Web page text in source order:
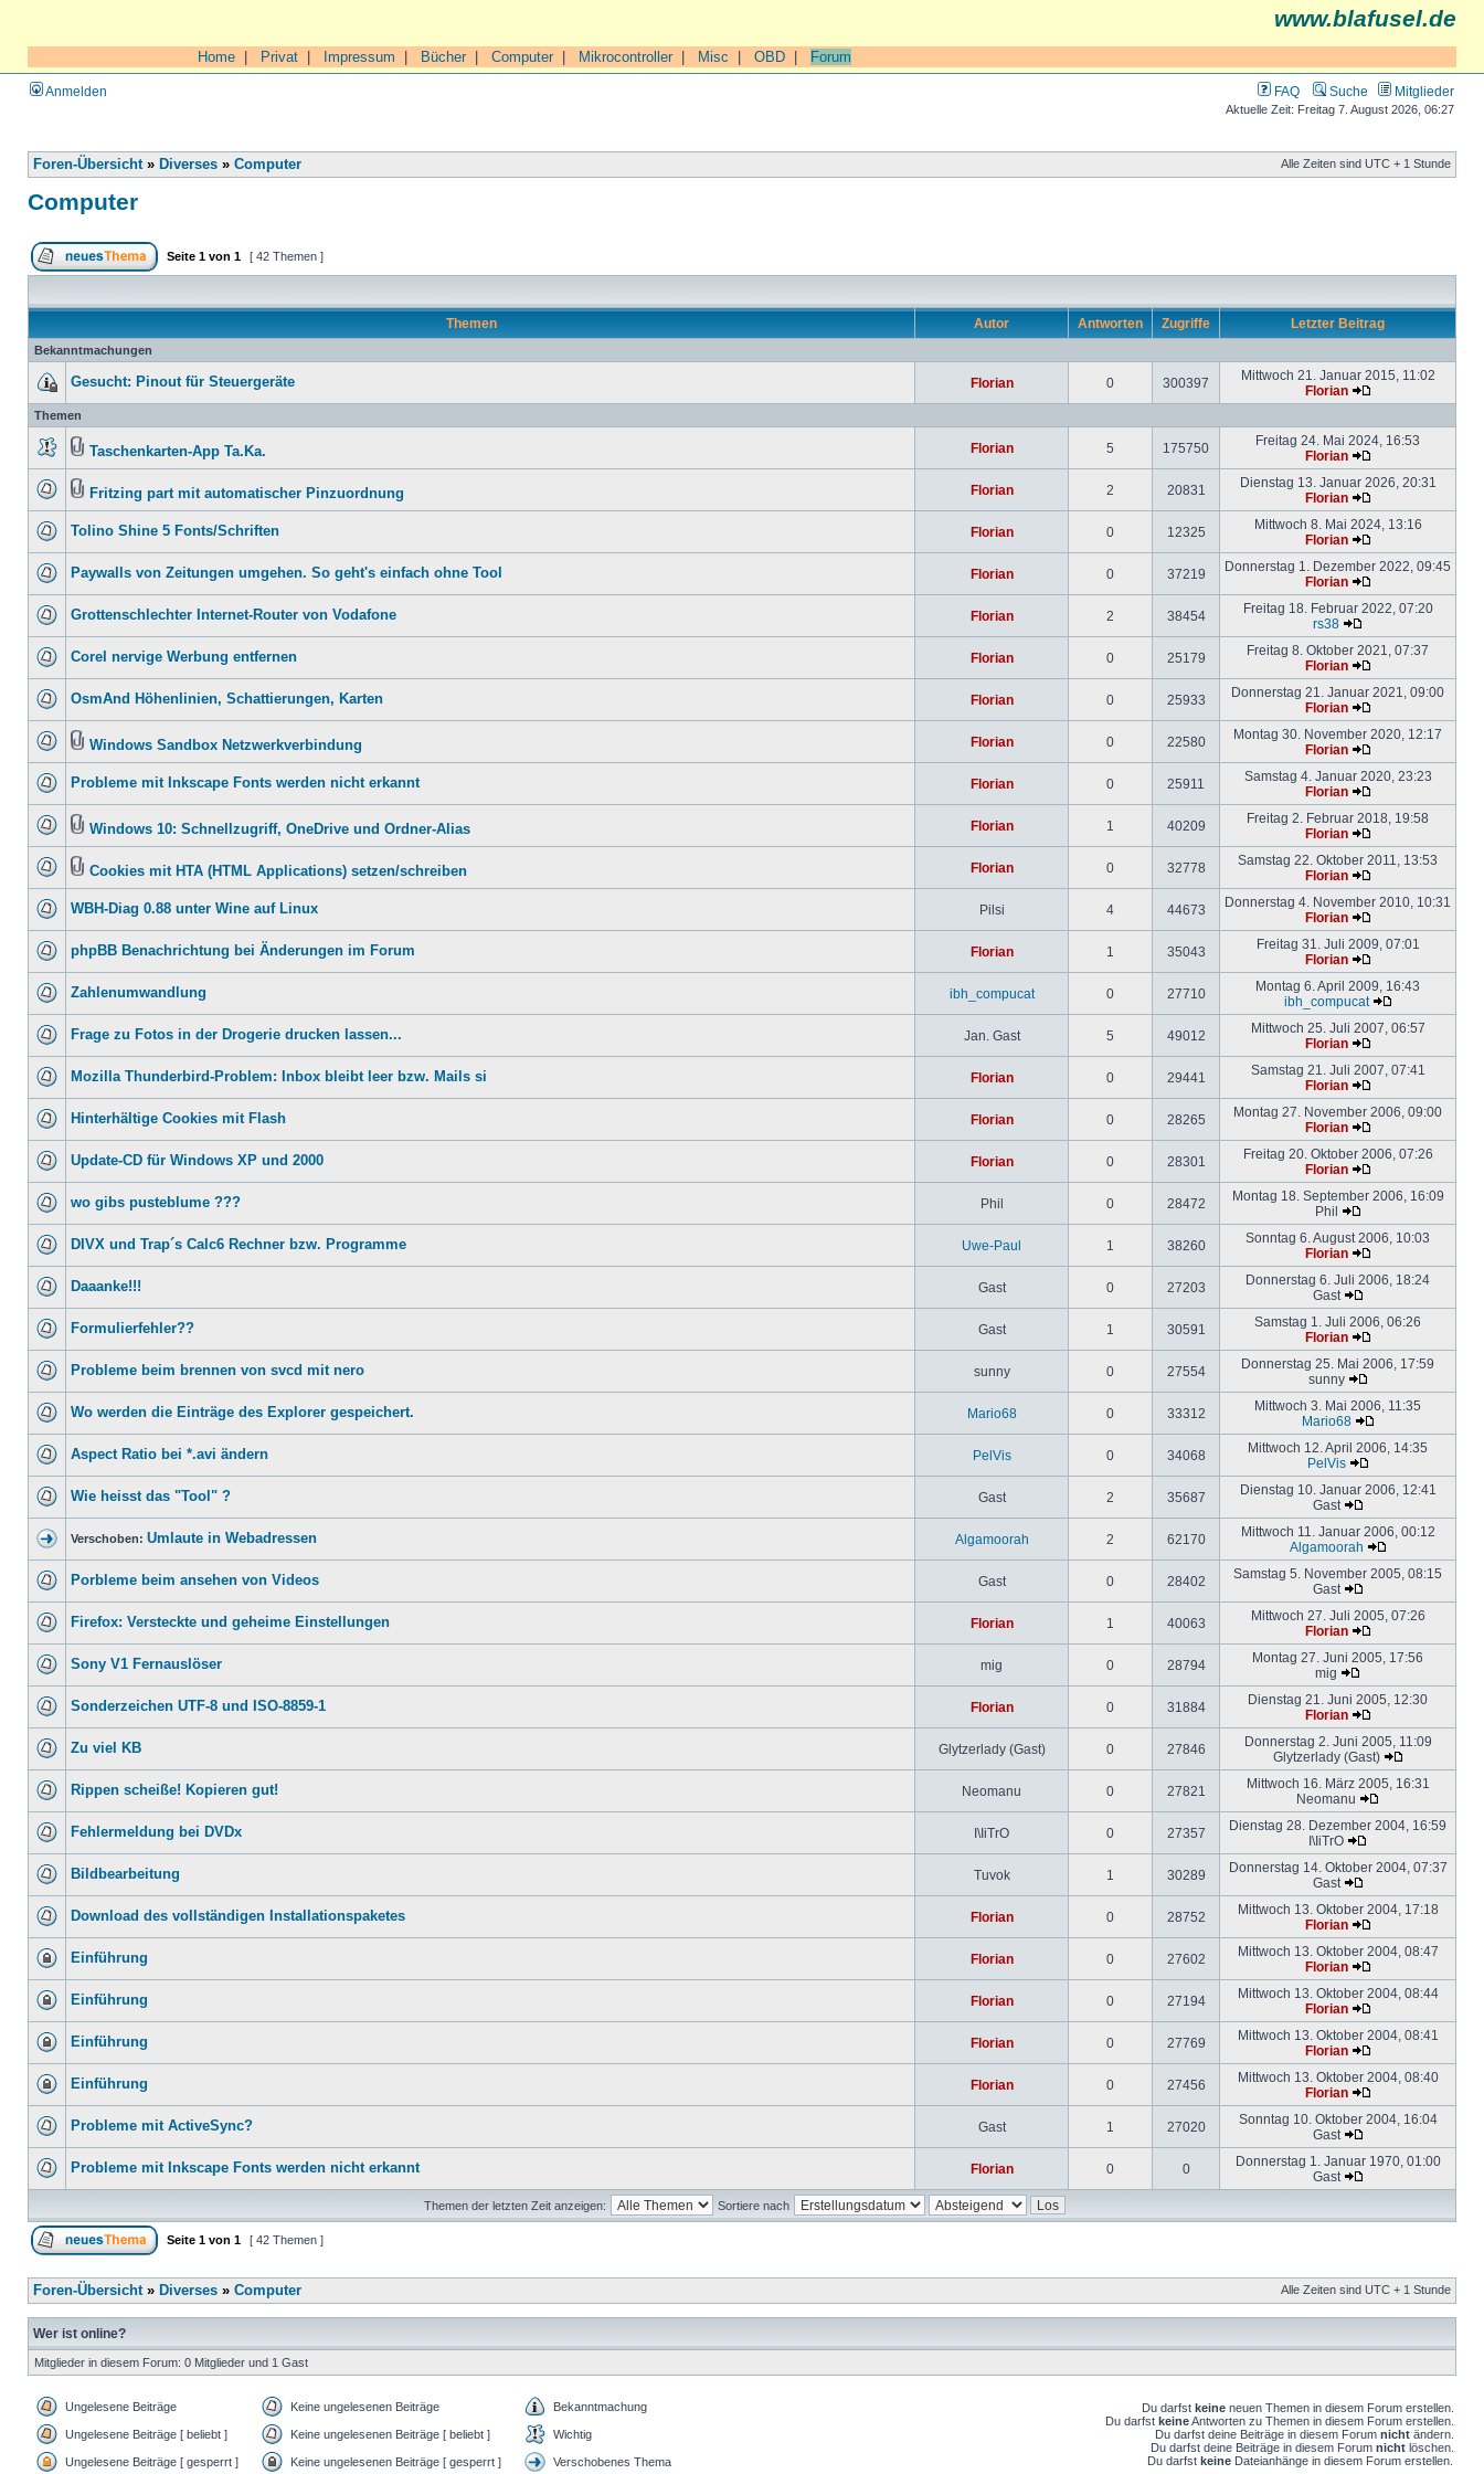
www.blafusel.de
Home Privat Impressum Bücher| Computer| Mikrocontroller| Misc OBD Forum
Anmelden FAQ Suche Mitglieder
Aktuelle Zeit: Freitag 7. August 2026, 06:27
Foren-Übersicht» Diverses » Computer Alle Zeiten sind UTC + 1 Stunde
Computer
Seite 1 von 1 [ 42 Themen ]
Themen Autor Antworten Zugriffe Letzter Beitrag
Bekanntmachungen
Gesucht: Pinout für Steuergeräte Florian 0 300397
Mittwoch 21. Januar 2015, 11:02
Florian
Themen
Taschenkarten-App Ta.Ka. Florian 5 175750
Freitag 24. Mai 2024, 16:53
Florian
Fritzing part mit automatischer Pinzuordnung Florian 2 20831
Dienstag 13. Januar 2026, 20:31
Florian
Tolino Shine 5 Fonts/Schriften Florian 0 12325
Mittwoch 8. Mai 2024, 13:16
Florian
Paywalls von Zeitungen umgehen. So geht's einfach ohne Tool Florian 0 37219
Donnerstag 1. Dezember 2022, 09:45
Florian
Grottenschlechter Internet-Router von Vodafone Florian 2 38454
Freitag 18. Februar 2022, 07:20
rs38
Corel nervige Werbung entfernen Florian 0 25179
Freitag 8. Oktober 2021, 07:37
Florian
OsmAnd Höhenlinien, Schattierungen, Karten Florian 0 25933
Donnerstag 21. Januar 2021, 09:00
Florian
Windows Sandbox Netzwerkverbindung Florian 0 22580
Montag 30. November 2020, 12:17
Florian
Probleme mit Inkscape Fonts werden nicht erkannt Florian 0 25911
Samstag 4. Januar 2020, 23:23
Florian
Windows 10: Schnellzugriff, OneDrive und Ordner-Alias Florian 1 40209
Freitag 2. Februar 2018, 19:58
Florian
Cookies mit HTA (HTML Applications) setzen/schreiben Florian 0 32778
Samstag 22. Oktober 2011, 13:53
Florian
WBH-Diag 0.88 unter Wine auf Linux Pilsi 4 44673
Donnerstag 4. November 2010, 10:31
Florian
phpBB Benachrichtung bei Änderungen im Forum Florian 1 35043
Freitag 31. Juli 2009, 07:01
Florian
Zahlenumwandlung ibh_compucat 0 27710
Montag 6. April 2009, 16:43
ibh_compucat
Frage zu Fotos in der Drogerie drucken lassen... Jan. Gast 5 49012
Mittwoch 25. Juli 2007, 06:57
Florian
Mozilla Thunderbird-Problem: Inbox bleibt leer bzw. Mails si Florian 0 29441
Samstag 21. Juli 2007, 07:41
Florian
Hinterhältige Cookies mit Flash Florian 0 28265
Montag 27. November 2006, 09:00
Florian
Update-CD für Windows XP und 2000 Florian 0 28301
Freitag 20. Oktober 2006, 07:26
Florian
wo gibs pusteblume ??? Phil 0 28472
Montag 18. September 2006, 16:09
Phil
DIVX und Trap´s Calc6 Rechner bzw. Programme Uwe-Paul 1 38260
Sonntag 6. August 2006, 10:03
Florian
Daaanke!!! Gast 0 27203
Donnerstag 6. Juli 2006, 18:24
Gast
Formulierfehler?? Gast 1 30591
Samstag 1. Juli 2006, 06:26
Florian
Probleme beim brennen von svcd mit nero sunny 0 27554
Donnerstag 25. Mai 2006, 17:59
sunny
Wo werden die Einträge des Explorer gespeichert. Mario68 0 33312
Mittwoch 3. Mai 2006, 11:35
Mario68
Aspect Ratio bei *.avi ändern PelVis 0 34068
Mittwoch 12. April 2006, 14:35
PelVis
Wie heisst das "Tool" ? Gast 2 35687
Dienstag 10. Januar 2006, 12:41
Gast
Verschoben: Umlaute in Webadressen Algamoorah 2 62170
Mittwoch 11. Januar 2006, 00:12
Algamoorah
Porbleme beim ansehen von Videos Gast 0 28402
Samstag 5. November 2005, 08:15
Gast
Firefox: Versteckte und geheime Einstellungen Florian 1 40063
Mittwoch 27. Juli 2005, 07:26
Florian
Sony V1 Fernauslöser mig 0 28794
Montag 27. Juni 2005, 17:56
mig
Sonderzeichen UTF-8 und ISO-8859-1 Florian 0 31884
Dienstag 21. Juni 2005, 12:30
Florian
Zu viel KB Glytzerlady (Gast) 0 27846
Donnerstag 2. Juni 2005, 11:09
Glytzerlady (Gast)
Rippen scheiße! Kopieren gut! Neomanu 0 27821
Mittwoch 16. März 2005, 16:31
Neomanu
Fehlermeldung bei DVDx I\IiTrO 0 27357
Dienstag 28. Dezember 2004, 16:59
I\IiTrO
Bildbearbeitung Tuvok 1 30289
Donnerstag 14. Oktober 2004, 07:37
Gast
Download des vollständigen Installationspaketes Florian 0 28752
Mittwoch 13. Oktober 2004, 17:18
Florian
Einführung Florian 0 27602
Mittwoch 13. Oktober 2004, 08:47
Florian
Einführung Florian 0 27194
Mittwoch 13. Oktober 2004, 08:44
Florian
Einführung Florian 0 27769
Mittwoch 13. Oktober 2004, 08:41
Florian
Einführung Florian 0 27456
Mittwoch 13. Oktober 2004, 08:40
Florian
Probleme mit ActiveSync? Gast 1 27020
Sonntag 10. Oktober 2004, 16:04
Gast
Probleme mit Inkscape Fonts werden nicht erkannt Florian 0 0
Donnerstag 1. Januar 1970, 01:00
Gast
Themen der letzten Zeit anzeigen: Sortiere nach
Seite 1 von 1 [ 42 Themen ]
Foren-Übersicht» Diverses » Computer Alle Zeiten sind UTC + 1 Stunde
Wer ist online?
Mitglieder in diesem Forum: 0 Mitglieder und 1 Gast
Ungelesene Beiträge Keine ungelesenen Beiträge Bekanntmachung
Ungelesene Beiträge [ beliebt ] Keine ungelesenen Beiträge [ beliebt ] Wichtig
Ungelesene Beiträge [ gesperrt ] Keine ungelesenen Beiträge [ gesperrt ] Verschobenes Thema
Du darfst keine neuen Themen in diesem Forum erstellen.
Du darfst keineAntworten zu Themen in diesem Forum erstellen.
Du darfst deine Beiträge in diesem Forum nicht ändern.
Du darfst deine Beiträge in diesem Forum nicht löschen.
Du darfst keine Dateianhänge in diesem Forum erstellen.